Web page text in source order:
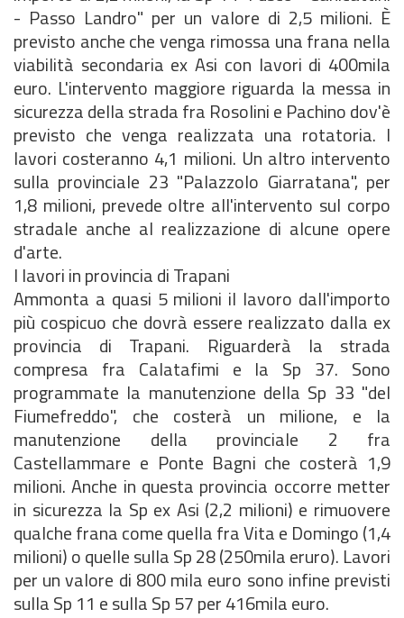
- Passo Landro" per un valore di 2,5 milioni. È
previsto anche che venga rimossa una frana nella
viabilità secondaria ex Asi con lavori di 400mila
euro. L'intervento maggiore riguarda la messa in
sicurezza della strada fra Rosolini e Pachino dov'è
previsto che venga realizzata una rotatoria. I
lavori costeranno 4,1 milioni. Un altro intervento
sulla provinciale 23 "Palazzolo Giarratana", per
1,8 milioni, prevede oltre all'intervento sul corpo
stradale anche al realizzazione di alcune opere
d'arte.
I lavori in provincia di Trapani
Ammonta a quasi 5 milioni il lavoro dall'importo
più cospicuo che dovrà essere realizzato dalla ex
provincia di Trapani. Riguarderà la strada
compresa fra Calatafimi e la Sp 37. Sono
programmate la manutenzione della Sp 33 "del
Fiumefreddo", che costerà un milione, e la
manutenzione della provinciale 2 fra
Castellammare e Ponte Bagni che costerà 1,9
milioni. Anche in questa provincia occorre metter
in sicurezza la Sp ex Asi (2,2 milioni) e rimuovere
qualche frana come quella fra Vita e Domingo (1,4
milioni) o quelle sulla Sp 28 (250mila eruro). Lavori
per un valore di 800 mila euro sono infine previsti
sulla Sp 11 e sulla Sp 57 per 416mila euro.